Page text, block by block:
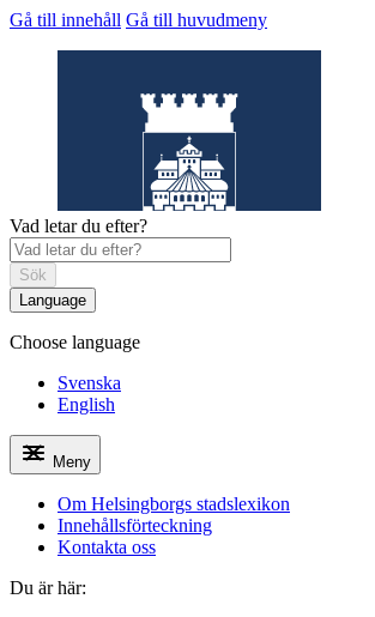
Gå till innehåll Gå till huvudmeny
Helsingborgs stadslexikon
Vad letar du efter?
Sök
Language
Choose language
Svenska
English
Meny
Om Helsingborgs stadslexikon
Innehållsförteckning
Kontakta oss
Du är här: